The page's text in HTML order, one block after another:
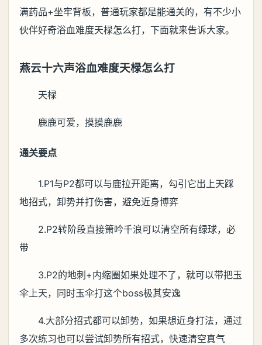
满药品+坐牢背板，普通玩家都是能通关的，有不少小
伙伴好奇浴血难度天椂怎么打，下面就来告诉大家。
燕云十六声浴血难度天椂怎么打
天椂
鹿鹿可爱，摸摸鹿鹿
通关要点
1.P1与P2都可以与鹿拉开距离，勾引它出上天踩
地招式，卸势并打伤害，避免近身博弈
2.P2转阶段直接箫吟千浪可以清空所有绿球，必
带
3.P2的地刺+内缩圈如果处理不了，就可以带把玉
伞上天，同时玉伞打这个boss极其安逸
4.大部分招式都可以卸势，如果想近身打法，通过
多次练习也可以尝试卸势所有招式，快速清空真气